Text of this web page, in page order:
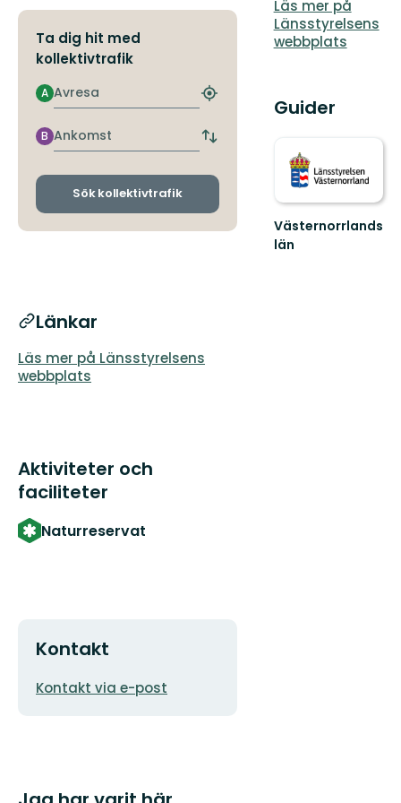
Ta dig hit med
kollektivtrafik
Avresa
A
Hitta
hållplats
Ankomst
B
Byt
och
ankomsthållplatser
Sök kollektivtrafik
Länkar
Läs mer på Länsstyrelsens
webbplats
Aktiviteter och
faciliteter
Naturreservat
Kontakt
E-
Kontakt via e-post
Läs mer på
Länsstyrelsens
webbplats
Guider
Västernorrlands
län